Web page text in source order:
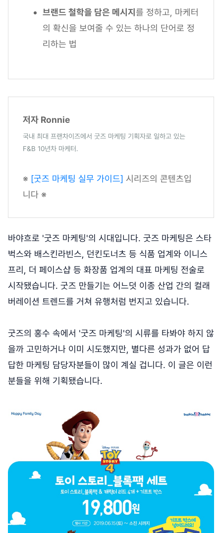
브랜드 철학을 담은 메시지 를 정하고, 마케터
의 확신을 보여줄 수 있는 하나의 단어로 정
리하는 법
저자 Ronnie
국내 최대 프랜차이즈에서 굿즈 마케팅 기획자로 일하고 있는
F&B 10년차 마케터.
※ [굿즈 마케팅 실무 가이드] 시리즈의 콘텐츠입
니다 ※
바야흐로 '굿즈 마케팅'의 시대입니다. 굿즈 마케팅은 스타
벅스와 배스킨라빈스, 던킨도너츠 등 식품 업계와 이니스
프리, 더 페이스샵 등 화장품 업계의 대표 마케팅 전술로
시작됐습니다. 굿즈 만들기는 어느덧 이종 산업 간의 컬래
버레이션 트렌드를 거쳐 유행처럼 번지고 있습니다.
굿즈의 홍수 속에서 '굿즈 마케팅'의 시류를 타봐야 하지 않
을까 고민하거나 이미 시도했지만, 별다른 성과가 없어 답
답한 마케팅 담당자분들이 많이 계실 겁니다. 이 글은 이런
분들을 위해 기획됐습니다.